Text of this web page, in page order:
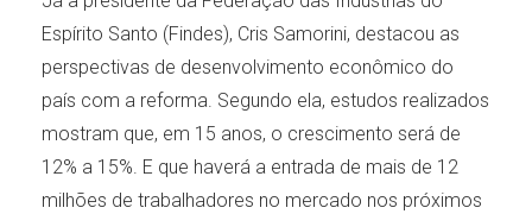
Espírito Santo (Findes), Cris Samorini, destacou as
perspectivas de desenvolvimento econômico do
país com a reforma. Segundo ela, estudos realizados
mostram que, em 15 anos, o crescimento será de
12% a 15%. E que haverá a entrada de mais de 12
milhões de trabalhadores no mercado nos próximos